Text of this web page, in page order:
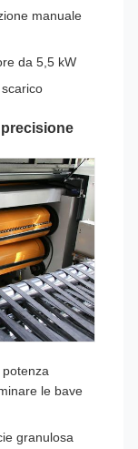
manuale
da 5,5 kW
le bave
granulosa